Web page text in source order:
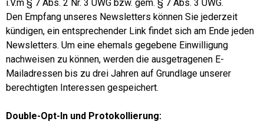
i.V.m § 7 Abs. 2 Nr. 3 UWG bzw. gem. § 7 Abs. 3 UWG.
Den Empfang unseres Newsletters können Sie jederzeit
kündigen, ein entsprechender Link findet sich am Ende jeden
Newsletters. Um eine ehemals gegebene Einwilligung
nachweisen zu können, werden die ausgetragenen E-
Mailadressen bis zu drei Jahren auf Grundlage unserer
berechtigten Interessen gespeichert.
Double-Opt-In und Protokollierung: